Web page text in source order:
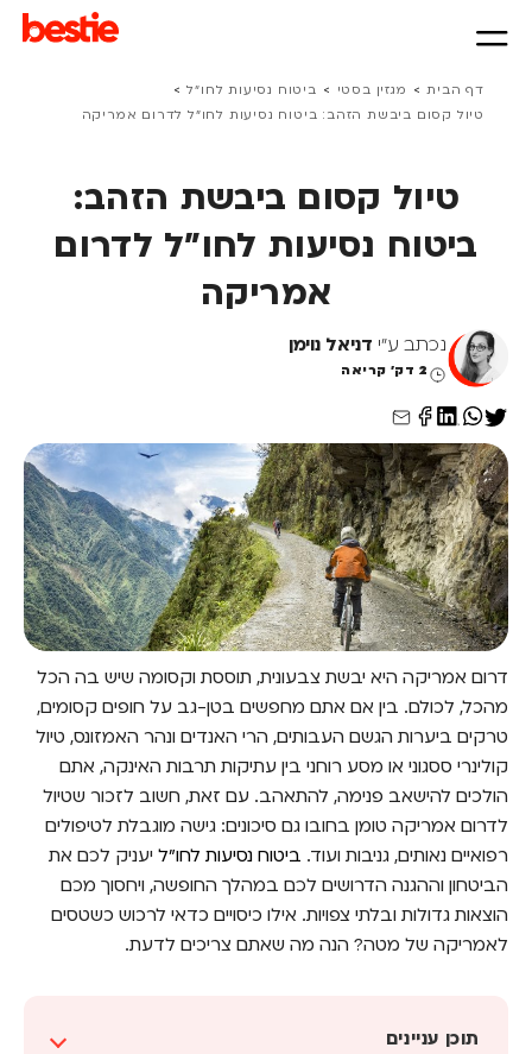
דף הבית > מגזין בסטי > ביטוח נסיעות לחו״ל >
טיול קסום ביבשת הזהב: ביטוח נסיעות לחו"ל לדרום אמריקה
טיול קסום ביבשת הזהב:
ביטוח נסיעות לחו"ל לדרום
אמריקה
נכתב ע"י דניאל נוימן
2 דק' קריאה
דרום אמריקה היא יבשת צבעונית, תוססת וקסומה שיש בה הכל
מהכל, לכולם. בין אם אתם מחפשים בטן-גב על חופים קסומים,
טרקים ביערות הגשם העבותים, הרי האנדים ונהר האמזונס, טיול
קולינרי ססגוני או מסע רוחני בין עתיקות תרבות האינקה, אתם
הולכים להישאב פנימה, להתאהב. עם זאת, חשוב לזכור שטיול
לדרום אמריקה טומן בחובו גם סיכונים: גישה מוגבלת לטיפולים
רפואיים נאותים, גניבות ועוד. ביטוח נסיעות לחו"ל יעניק לכם את
הביטחון וההגנה הדרושים לכם במהלך החופשה, ויחסוך מכם
הוצאות גדולות ובלתי צפויות. אילו כיסויים כדאי לרכוש כשטסים
לאמריקה של מטה? הנה מה שאתם צריכים לדעת.
תוכן עניינים